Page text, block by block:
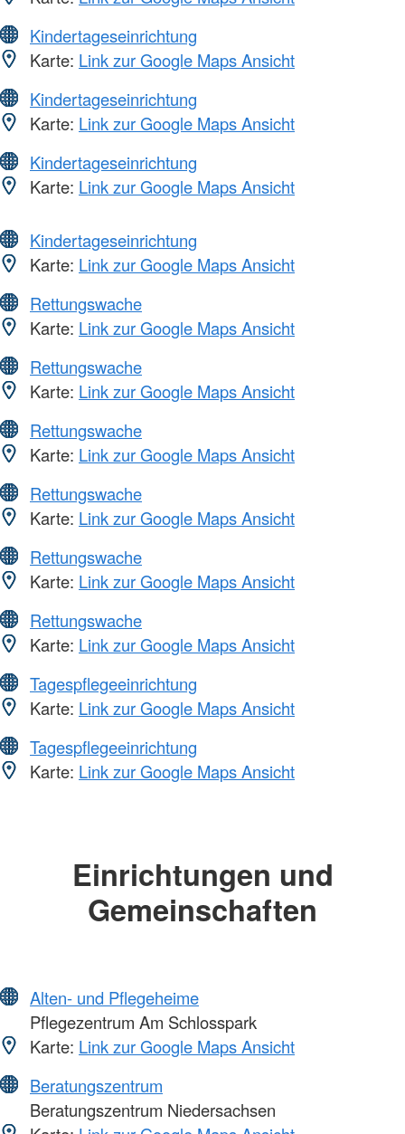
Kindertageseinrichtung
Karte: Link zur Google Maps Ansicht
Kindertageseinrichtung
Karte: Link zur Google Maps Ansicht
Kindertageseinrichtung
Karte: Link zur Google Maps Ansicht
Kindertageseinrichtung
Karte: Link zur Google Maps Ansicht
Rettungswache
Karte: Link zur Google Maps Ansicht
Rettungswache
Karte: Link zur Google Maps Ansicht
Rettungswache
Karte: Link zur Google Maps Ansicht
Rettungswache
Karte: Link zur Google Maps Ansicht
Rettungswache
Karte: Link zur Google Maps Ansicht
Rettungswache
Karte: Link zur Google Maps Ansicht
Tagespflegeeinrichtung
Karte: Link zur Google Maps Ansicht
Tagespflegeeinrichtung
Karte: Link zur Google Maps Ansicht
Einrichtungen und
Gemeinschaften
Alten- und Pflegeheime
Pflegezentrum Am Schlosspark
Karte: Link zur Google Maps Ansicht
Beratungszentrum
Beratungszentrum Niedersachsen